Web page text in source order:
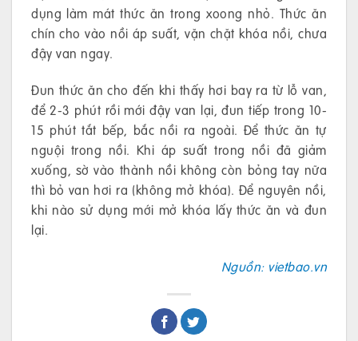
dụng làm mát thức ăn trong xoong nhỏ. Thức ăn
chín cho vào nồi áp suất, vặn chặt khóa nồi, chưa
đậy van ngay.
Đun thức ăn cho đến khi thấy hơi bay ra từ lỗ van,
để 2-3 phút rồi mới đậy van lại, đun tiếp trong 10-
15 phút tắt bếp, bắc nồi ra ngoài. Để thức ăn tự
nguội trong nồi. Khi áp suất trong nồi đã giảm
xuống, sờ vào thành nồi không còn bỏng tay nữa
thì bỏ van hơi ra (không mở khóa). Để nguyên nồi,
khi nào sử dụng mới mở khóa lấy thức ăn và đun
lại.
Nguồn: vietbao.vn